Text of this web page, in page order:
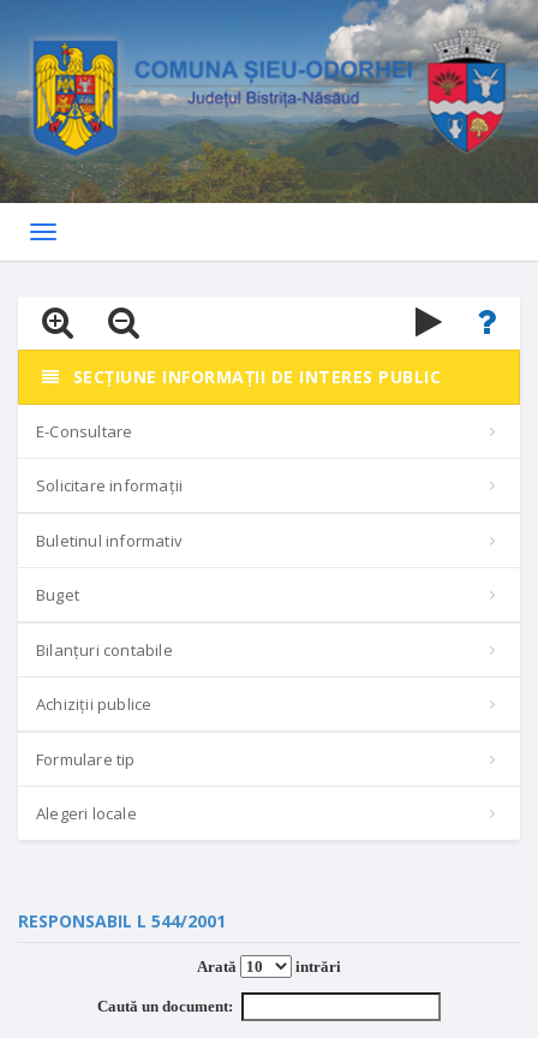
Toggle
SECȚIUNE INFORMAȚII DE INTERES PUBLIC
E-Consultare
Solicitare informații
Buletinul informativ
Buget
Bilanțuri contabile
Achiziții publice
Formulare tip
Alegeri locale
RESPONSABIL L 544/2001
Arată intrări
Caută un document: